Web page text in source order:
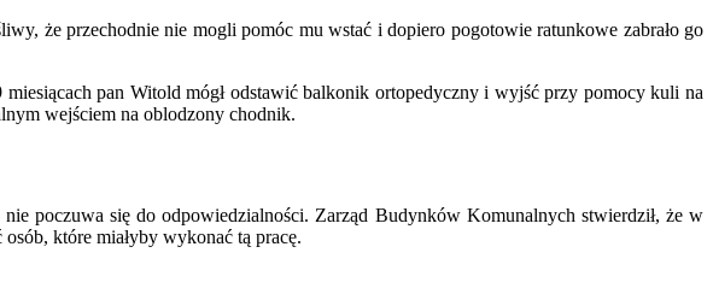
że przechodnie nie mogli pomóc mu wstać i dopiero pogotowie ratunkowe zabrało go
pan Witold mógł odstawić balkonik ortopedyczny i wyjść przy pomocy kuli na
wejściem na oblodzony chodnik.
poczuwa się do odpowiedzialności. Zarząd Budynków Komunalnych stwierdził, że w
które miałyby wykonać tą pracę.